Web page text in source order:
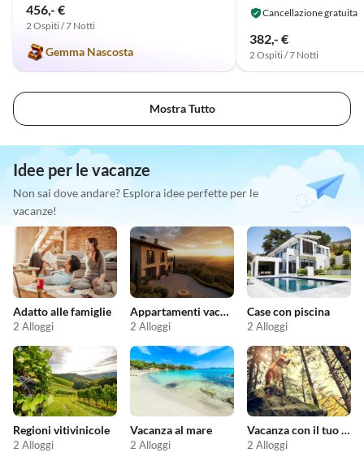
456,- €
2 Ospiti / 7 Notti
Gemma Nascosta
Cancellazione gratuita
382,- €
2 Ospiti / 7 Notti
Mostra Tutto
Idee per le vacanze
Non sai dove andare? Esplora idee perfette per le
vacanze!
Adatto alle famiglie
2 Alloggi
Appartamenti vacanze economici
2 Alloggi
Case con piscina
2 Alloggi
Regioni vitivinicole
2 Alloggi
Vacanza al mare
2 Alloggi
Vacanza con il tuo cane
2 Alloggi